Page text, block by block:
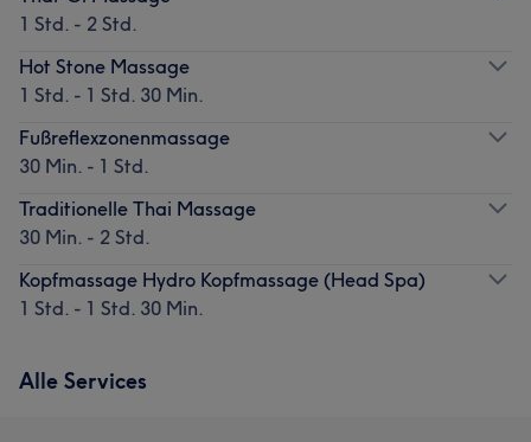
1 Std. - 2 Std.
Hot Stone Massage
1 Std. - 1 Std. 30 Min.
Fußreflexzonenmassage
30 Min. - 1 Std.
Traditionelle Thai Massage
30 Min. - 2 Std.
Kopfmassage Hydro Kopfmassage (Head Spa)
1 Std. - 1 Std. 30 Min.
Alle Services